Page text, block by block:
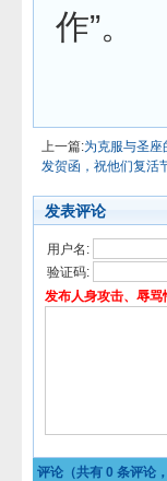
作”。
上一篇:为克服与圣
发贺函，祝他们复活
发表评论
用户名:
验证码:
发布人身攻击、辱骂
评论（共有 0 条评论